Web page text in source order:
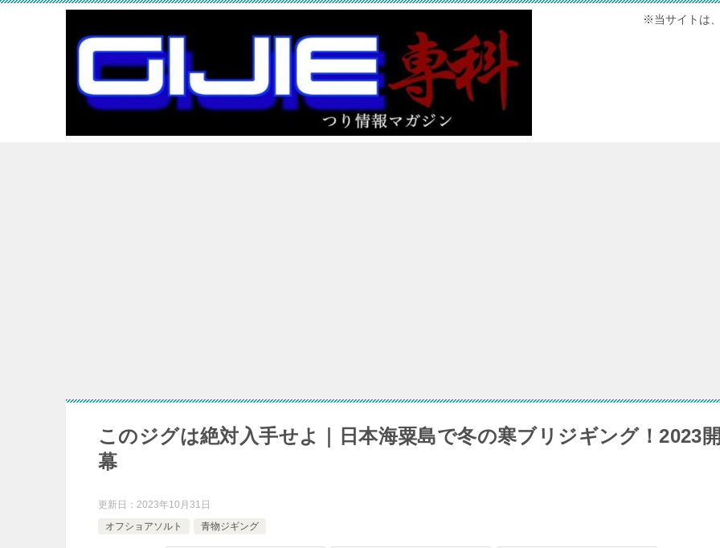
※当サイトは
このジグは絶対入手せよ｜日本海粟島で冬の寒ブリジギング！2023
幕
更新日： 2023年10月31日
オフショアソルト
青物ジギング